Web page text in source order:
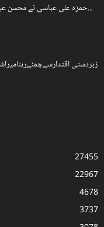
حمزہ علی عباسی نے محسن عباس کے عمل کو ناقابلِ معافی...
زبردستی
27455
22967
4678
3737